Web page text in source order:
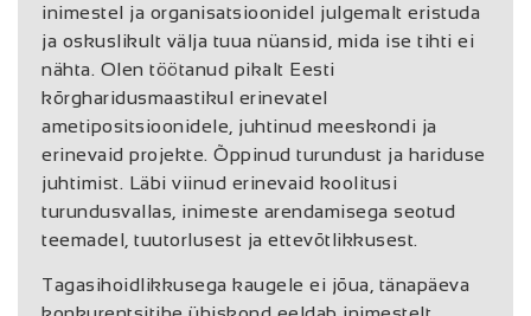
inimestel ja organisatsioonidel julgemalt eristuda
ja oskuslikult välja tuua nüansid, mida ise tihti ei
nähta. Olen töötanud pikalt Eesti
kõrgharidusmaastikul erinevatel
ametipositsioonidele, juhtinud meeskondi ja
erinevaid projekte. Õppinud turundust ja hariduse
juhtimist. Läbi viinud erinevaid koolitusi
turundusvallas, inimeste arendamisega seotud
teemadel, tuutorlusest ja ettevõtlikkusest.
Tagasihoidlikkusega kaugele ei jõua, tänapäeva